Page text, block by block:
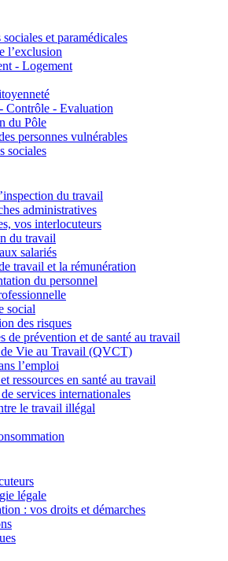
et paramédicales
l’exclusion
- Logement
Contrôle - Evaluation
du Pôle
personnes vulnérables
sociales
du travail
administratives
vos interlocuteurs
du travail
salariés
travail et la rémunération
du personnel
social
des risques
de prévention et de santé au travail
Vie au Travail (QVCT)
l’emploi
ressources en santé au travail
services internationales
le travail illégal
légale
: vos droits et démarches